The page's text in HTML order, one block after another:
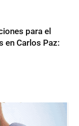
para el
en Carlos Paz: